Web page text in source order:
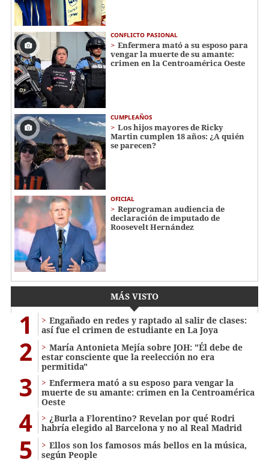
CONFLICTO PASIONAL
Enfermera mató a su esposo para
vengar la muerte de su amante:
crimen en la Centroamérica Oeste
CUMPLEAÑOS
Los hijos mayores de Ricky
Martin cumplen 18 años: ¿A quién
se parecen?
OFICIAL
Reprograman audiencia de
declaración de imputado de
Roosevelt Hernández
MÁS VISTO
1
Engañado en redes y raptado al salir de clases:
así fue el crimen de estudiante en La Joya
2
María Antonieta Mejía sobre JOH: "Él debe de
estar consciente que la reelección no era
permitida"
3
Enfermera mató a su esposo para vengar la
muerte de su amante: crimen en la Centroamérica
Oeste
4
¿Burla a Florentino? Revelan por qué Rodri
habría elegido al Barcelona y no al Real Madrid
5
Ellos son los famosos más bellos en la música,
según People